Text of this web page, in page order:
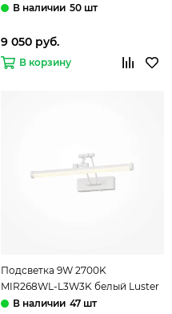
Modern Mirror Maytoni
50 шт
9 050 руб.
В корзину
Подсветка 9W 2700K
MIR268WL-L3W3K белый Luster
Mirror Maytoni47 шт